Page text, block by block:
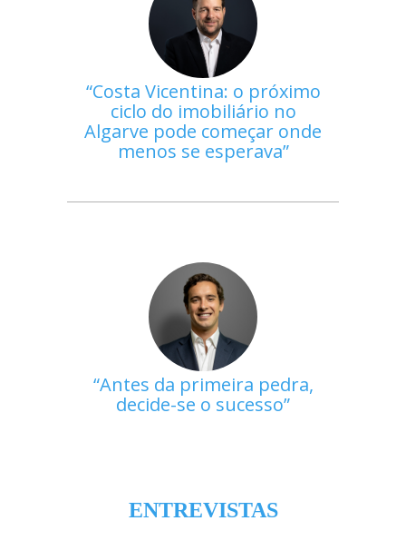
Costa Vicentina: o próximo
ciclo do imobiliário no
Algarve pode começar onde
menos se esperava
Antes da primeira pedra,
decide-se o sucesso
ENTREVISTAS